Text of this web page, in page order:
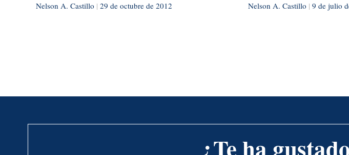
Nelson A. Castillo | 29 de octubre de 2012 Nelson A. Castillo | 9 de julio
¿Te ha